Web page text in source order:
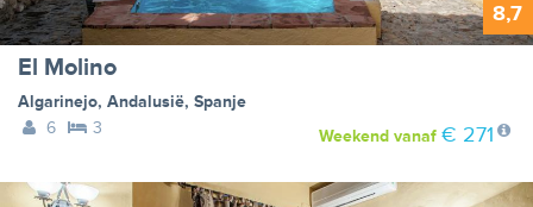
8,7
El Molino
Algarinejo, Andalusië, Spanje
6
3 Weekendvanaf € 271